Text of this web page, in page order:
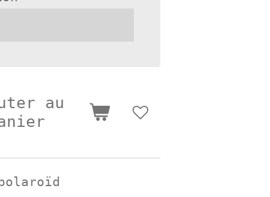
au